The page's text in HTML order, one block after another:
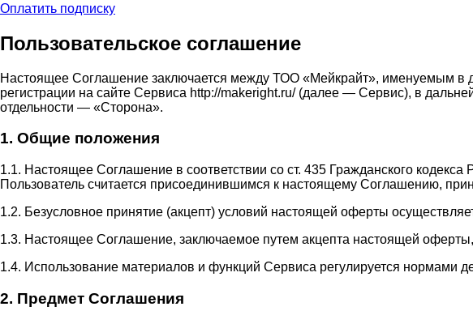
Оплатить подписку
Пользовательское соглашение
Настоящее Соглашение заключается между ТОО «Мейкрайт», именуемым
регистрации на сайте Сервиса http://makeright.ru/ (далее — Сервис), в
отдельности — «Сторона».
1. Общие положения
1.1. Настоящее Соглашение в соответствии со ст. 435 Гражданского
Пользователь считается присоединившимся к настоящему Соглашению,
1.2. Безусловное принятие (акцепт) условий настоящей оферты
1.3. Настоящее Соглашение, заключаемое путем акцепта настоящей
1.4. Использование материалов и функций Сервиса регулируется нормами
2. Предмет Соглашения